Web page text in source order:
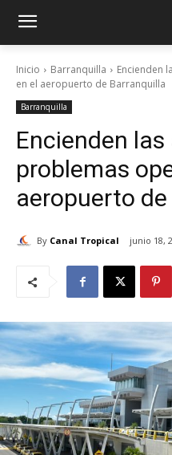
Inicio Barranquilla
Encienden
en el aeropuerto de Barranquilla
Barranquilla
Encienden
problemas
aeropuerto
By Canal Tropical junio 18,